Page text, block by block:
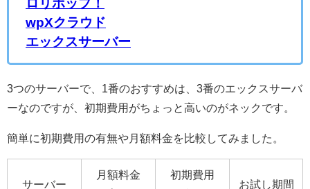
ロリポップ！
wpXクラウド
エックスサーバー
3つのサーバーで、1番のおすすめは、3番のエックスサーバ
ーなのですが、初期費用がちょっと高いのがネックです。
簡単に初期費用の有無や月額料金を比較してみました。
サーバー
月額料金
初期費用
お試し期間